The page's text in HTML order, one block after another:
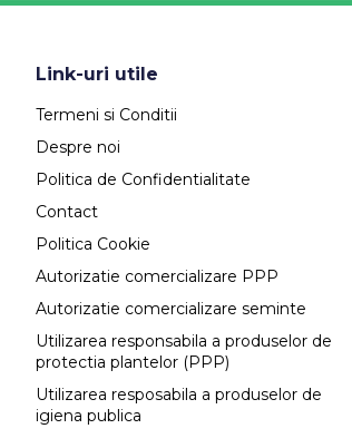
Link-uri utile
Termeni si Conditii
Despre noi
Politica de Confidentialitate
Contact
Politica Cookie
Autorizatie comercializare PPP
Autorizatie comercializare seminte
Utilizarea responsabila a produselor de
protectia plantelor (PPP)
Utilizarea resposabila a produselor de
igiena publica